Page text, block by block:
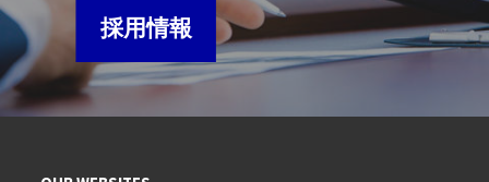
採用情報